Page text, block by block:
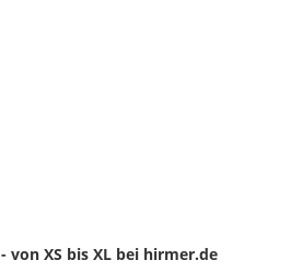
- von XS bis XL bei hirmer.de